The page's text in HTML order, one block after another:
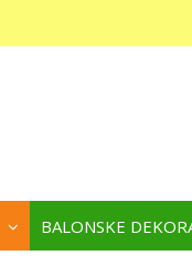
BALONSKE